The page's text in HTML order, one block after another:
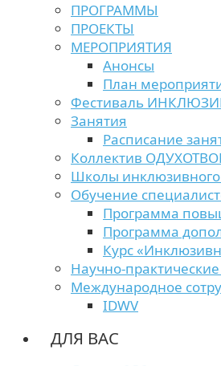
ПРОГРАММЫ
ПРОЕКТЫ
МЕРОПРИЯТИЯ
Анонсы
План
Фестиваль
Занятия
Расписание
Коллектив
Школы
Обучение
Программа
Программа
Курс
Научно-
Международное
IDWV
ДЛЯ ВАС